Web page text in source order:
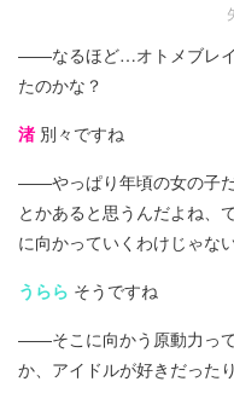
――なるほど…オトメブレイ
たのかな？
渚別々ですね
――やっぱり年頃の女の子
とかあると思うんだよね、
に向かっていくわけじゃない
うらら そうですね
――そこに向かう原動力っ
か、アイドルが好きだった